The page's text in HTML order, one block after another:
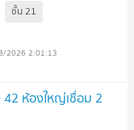
ชั้น21
2026 2:01:13
ห้องใหญ่เชื่อม 2